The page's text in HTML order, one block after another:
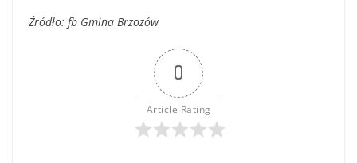
Źródło: fb Gmina Brzozów
0
Article Rating